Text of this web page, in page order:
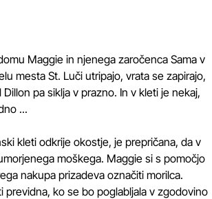
Maggie in njenega zaročenca Sama v
mesta St. Luči utripajo, vrata se zapirajo,
pa siklja v prazno. In v kleti je nekaj,
...
kleti odkrije okostje, je prepričana, da v
moškega. Maggie si s pomočjo
nakupa prizadeva označiti morilca.
previdna, ko se bo poglabljala v zgodovino